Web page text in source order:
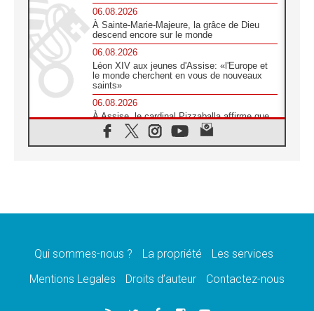
06.08.2026
À Sainte-Marie-Majeure, la grâce de Dieu
descend encore sur le monde
06.08.2026
Léon XIV aux jeunes d'Assise: «l'Europe et
le monde cherchent en vous de nouveaux
saints»
06.08.2026
À Assise, le cardinal Pizzaballa affirme que
«les chrétiens veulent la paix»
06.08.2026
message de paix et de dignité humaine»
«La visite du Pape en Uruguay renforcera
05.08.2026
Qui sommes-nous ? La propriété
Les services
Mentions Legales
Droits d’auteur Contactez-nous